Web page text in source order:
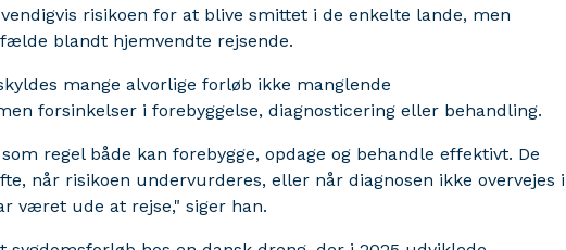
risikoen for at blive smittet i de enkelte lande, men
blandt hjemvendte rejsende.
mange alvorlige forløb ikke manglende
forsinkelser i forebyggelse, diagnosticering eller behandling.
regel både kan forebygge, opdage og behandle effektivt. De
når risikoen undervurderes, eller når diagnosen ikke overvejes i
været ude at rejse," siger han.